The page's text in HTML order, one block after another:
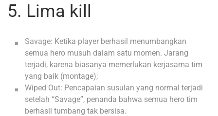
5. Lima kill
Savage: Ketika player berhasil menumbangkan
semua hero musuh dalam satu momen. Jarang
terjadi, karena biasanya memerlukan kerjasama tim
yang baik (montage);
Wiped Out: Pencapaian susulan yang normal terjadi
setelah “Savage”, penanda bahwa semua hero tim
berhasil tumbang tak bersisa.